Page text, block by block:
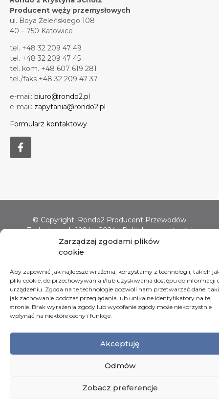
Zarządzaj zgodami plików
cookie
Aby zapewnić jak najlepsze wrażenia, korzystamy z technologii, takich
pliki cookie, do przechowywania i/lub uzyskiwania dostępu do informacji
urządzeniu. Zgoda na te technologie pozwoli nam przetwarzać dane,
jak zachowanie podczas przeglądania lub unikalne identyfikatory na tej
stronie. Brak wyrażenia zgody lub wycofanie zgody może niekorzystnie
wpłynąć na niektóre cechy i funkcje.
Akceptuję
Odmów
Zobacz preferencje
Producent węży przemysłowych
ul. Boya Żeleńskiego 108
40 – 750 Katowice
tel. +48 32 209 47 49
tel. +48 32 209 47 45
tel. kom. +48 607 619 281
tel./faks +48 32 209 47 37
e-mail: biuro@rondo2.pl
e-mail: zapytania@rondo2.pl
Formularz kontaktowy
© Copyright: Rondo2 Producent Przewodów
Technicznych 1994 – 2024 |Polityka prywatności
Wykonanie:pixelvision.pl